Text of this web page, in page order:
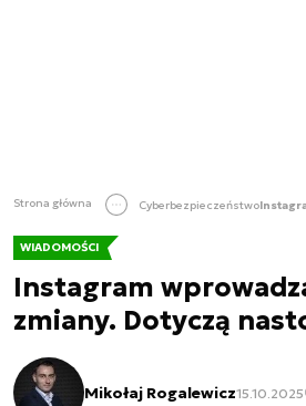
Strona główna Cyberbezpieczeństwo
WIADOMOŚCI
Instagram
zmiany. Dotyczą
Mikołaj Rogalewicz15.10.2025